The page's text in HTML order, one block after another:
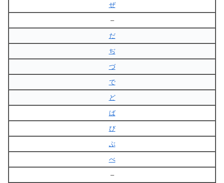
ぜ
–
だ
ぢ
づ
で
ど
ば
び
ぶ
べ
–